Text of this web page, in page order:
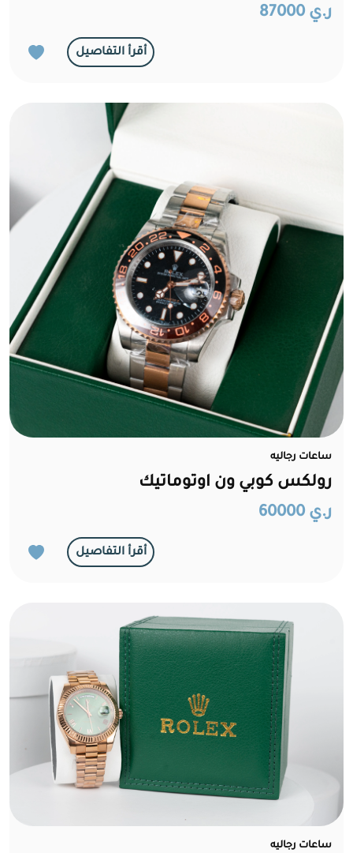
ر.ي 87000
أقرأ التفاصيل
ساعات رجاليه
رولكس كوبي ون اوتوماتيك
ر.ي 60000
أقرأ التفاصيل
ساعات رجاليه